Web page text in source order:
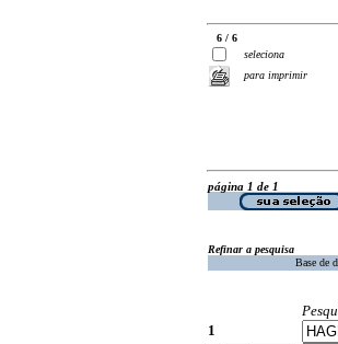
6 / 6
seleciona
para imprimir
página 1 de 1
Refinar a pesquisa
Base de
1